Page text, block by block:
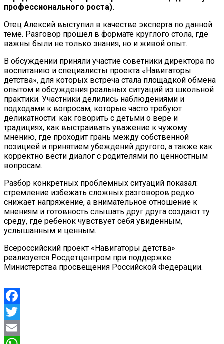
профессионального роста).
Отец Алексий выступил в качестве эксперта по данной
теме. Разговор прошел в формате круглого стола, где
важны были не только знания, но и живой опыт.
В обсуждении приняли участие советники директора по
воспитанию и специалисты проекта «Навигаторы
детства», для которых встреча стала площадкой обмена
опытом и обсуждения реальных ситуаций из школьной
практики. Участники делились наблюдениями и
подходами к вопросам, которые часто требуют
деликатности: как говорить с детьми о вере и
традициях, как выстраивать уважение к чужому
мнению, где проходит грань между собственной
позицией и принятием убеждений другого, а также как
корректно вести диалог с родителями по ценностным
вопросам.
Разбор конкретных проблемных ситуаций показал:
стремление избежать сложных разговоров редко
снижает напряжение, а внимательное отношение к
мнениям и готовность слышать друг друга создают ту
среду, где ребенок чувствует себя увиденным,
услышанным и ценным.
Всероссийский проект «Навигаторы детства»
реализуется Росдетцентром при поддержке
Министерства просвещения Российской Федерации.
Facebook
Twitter